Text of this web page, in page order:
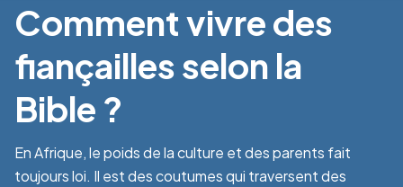
Comment vivre des
fiançailles selon la
Bible ?
En Afrique, le poids de la culture et des parents fait
toujours loi. Il est des coutumes qui traversent des